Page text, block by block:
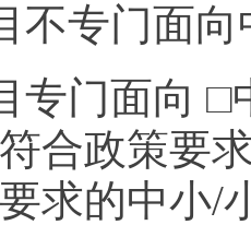
不专门面
专门面向 □
合政策要
求的中小/